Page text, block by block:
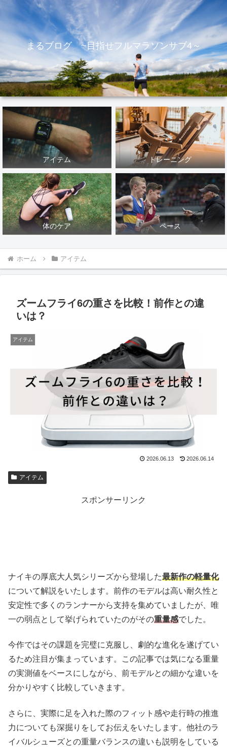
まるブログ ~目指せフルマラソンサブ4～
アイテム トレーニング
体のケア ペース
ホーム アイテム
ズームフライ6の重さを比較！前作との違
いは？
アイテム
2026.06.13 2026.06.14
アイテム
スポンサーリンク
ナイキの厚底大人気シリーズから登場した最新作の軽量化
について解説をいたします。前作のモデルは高い耐久性と
安定性で多くのランナーから支持を集めていましたが、唯
一の弱点として挙げられていたのがその重量感でした。
今作ではその課題を完璧に克服し、劇的な進化を遂げてい
るため注目が集まっています。この記事では気になる重量
の実測値をベースにしながら、前モデルとの細かな違いを
分かりやすく比較していきます。
さらに、実際に足を入れた際のフィット感や走行時の推進
力についても深掘りをしてお伝えをいたします。他社のラ
イバルシューズとの重量バランスの違いも説明をしている